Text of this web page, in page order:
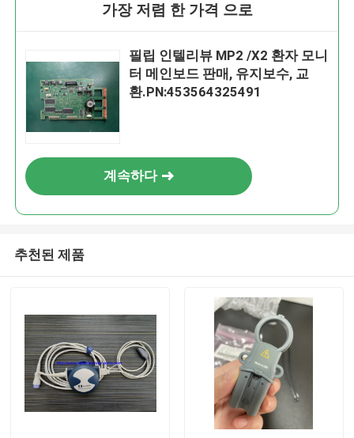
가장 저렴 한 가격 으로
필립 인텔리뷰 MP2 /X2 환자 모니
터 메인보드 판매, 유지보수, 교
환.PN:453564325491
계속하다
추천된 제품